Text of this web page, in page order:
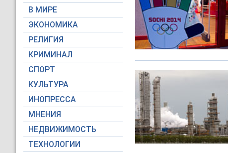
В МИРЕ
ЭКОНОМИКА
РЕЛИГИЯ
КРИМИНАЛ
СПОРТ
КУЛЬТУРА
ИНОПРЕССА
МНЕНИЯ
НЕДВИЖИМОСТЬ
ТЕХНОЛОГИИ